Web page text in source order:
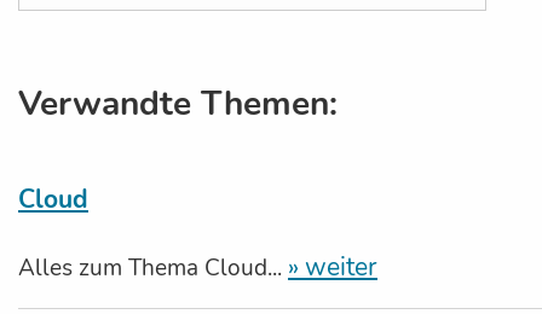
Verwandte Themen:
Cloud
Alles zum Thema Cloud... » weiter